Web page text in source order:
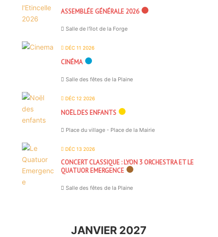
ASSEMBLÉE GÉNÉRALE 2026
Salle de l'îlot de la Forge
DÉC 11 2026
CINÉMA
Salle des fêtes de la Plaine
DÉC 12 2026
NOËL DES ENFANTS
Place du village - Place de la Mairie
DÉC 13 2026
CONCERT CLASSIQUE : LYON 3 ORCHESTRA ET LE
QUATUOR EMERGENCE
Salle des fêtes de la Plaine
JANVIER 2027